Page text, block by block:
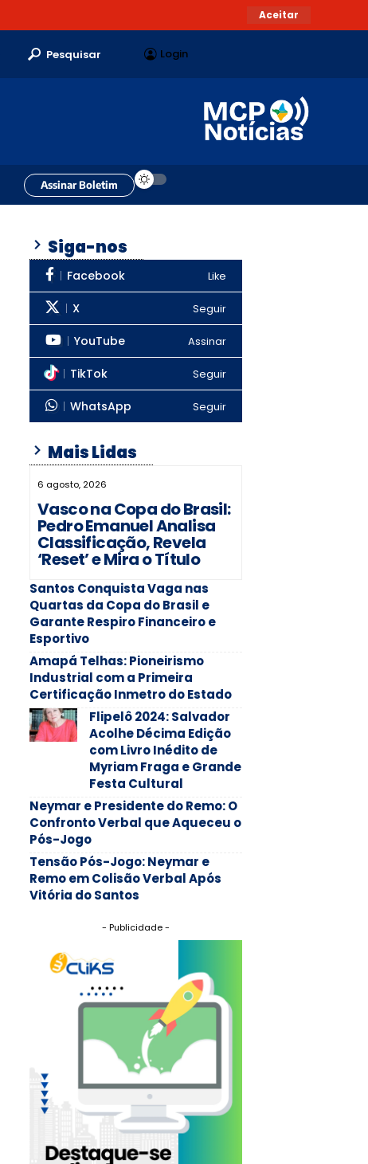
Aceitar
Pesquisar Login
Assinar Boletim
Siga-nos
Facebook Like
X Seguir
YouTube Assinar
TikTok Seguir
WhatsApp Seguir
Mais Lidas
6 agosto, 2026
Vasco na Copa do Brasil:
Pedro Emanuel Analisa
Classificação, Revela
‘Reset’ e Mira o Título
Santos Conquista Vaga nas
Quartas da Copa do Brasil e
Garante Respiro Financeiro e
Esportivo
Amapá Telhas: Pioneirismo
Industrial com a Primeira
Certificação Inmetro do Estado
Flipelô 2024: Salvador
Acolhe Décima Edição
com Livro Inédito de
Myriam Fraga e Grande
Festa Cultural
Neymar e Presidente do Remo: O
Confronto Verbal que Aqueceu o
Pós-Jogo
Tensão Pós-Jogo: Neymar e
Remo em Colisão Verbal Após
Vitória do Santos
- Publicidade -